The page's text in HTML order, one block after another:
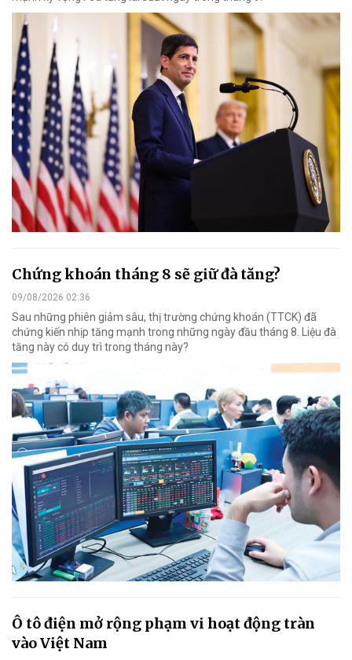
Chứng khoán tháng 8 sẽ giữ đà tăng?
09/08/2026 02:36
Sau những phiên giảm sâu, thị trường chứng khoán (TTCK) đã
chứng kiến nhịp tăng mạnh trong những ngày đầu tháng 8. Liệu đà
tăng này có duy trì trong tháng này?
Ô tô điện mở rộng phạm vi hoạt động tràn
vào Việt Nam